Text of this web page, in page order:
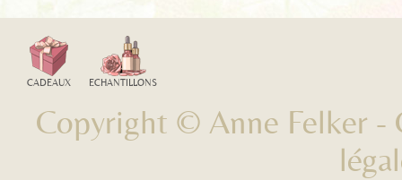
CADEAUX ECHANTILLONS
Copyright © Anne Felker -